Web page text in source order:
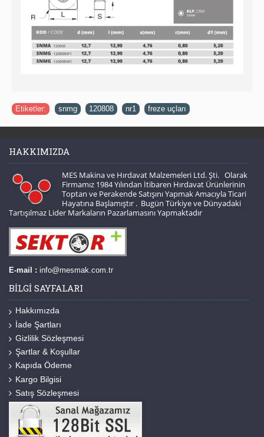
Etiketler: snmg 120808 nr1 freze uçları
HAKKIMIZDA
MES Makina ve Hırdavat Malzemeleri Ltd. Şti. Olarak
Firmamız 1984 Yılından İtibaren Hırdavat Ürünlerinin
Toptan ve Perakende Satışını Yapmak Amacıyla Ticari
Hayatına Başlamıştır . Bugün Türkiye ve Dünyadaki
Tartışılmaz Lider Markaların Pazarlamasını Yapmaktadır
E-mail : info@mesmak.com.tr
BILGI SAYFALARI
Hakkımızda
İade Şartları
Gizlilik Sözleşmesi
Şartlar & Koşullar
Kapıda Ödeme
Kargo Bilgisi
Satış Sözleşmesi